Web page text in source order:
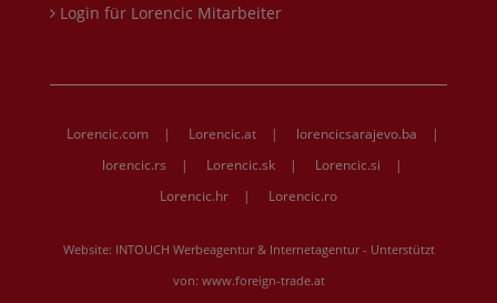
Login für Lorencic Mitarbeiter
Lorencic.com | Lorencic.at | lorencicsarajevo.ba
|
lorencic.rs
| Lorencic.sk | Lorencic.si
|
Lorencic.hr
| Lorencic.ro
Website: INTOUCH Werbeagentur & Internetagentur- Unterstützt
von: www.foreign-trade.at